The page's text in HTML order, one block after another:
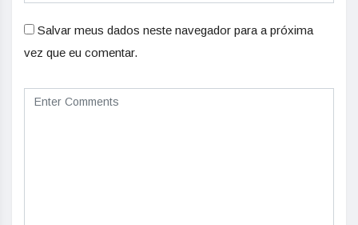
Salvar meus dados neste navegador para a próxima
vez que eu comentar.